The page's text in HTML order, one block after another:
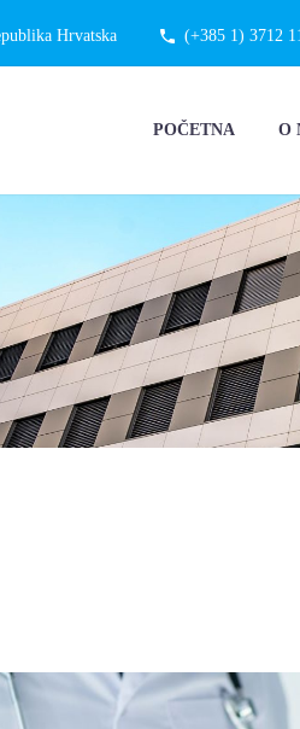
Hrvatska (+385 1) 3712
POČETNA O